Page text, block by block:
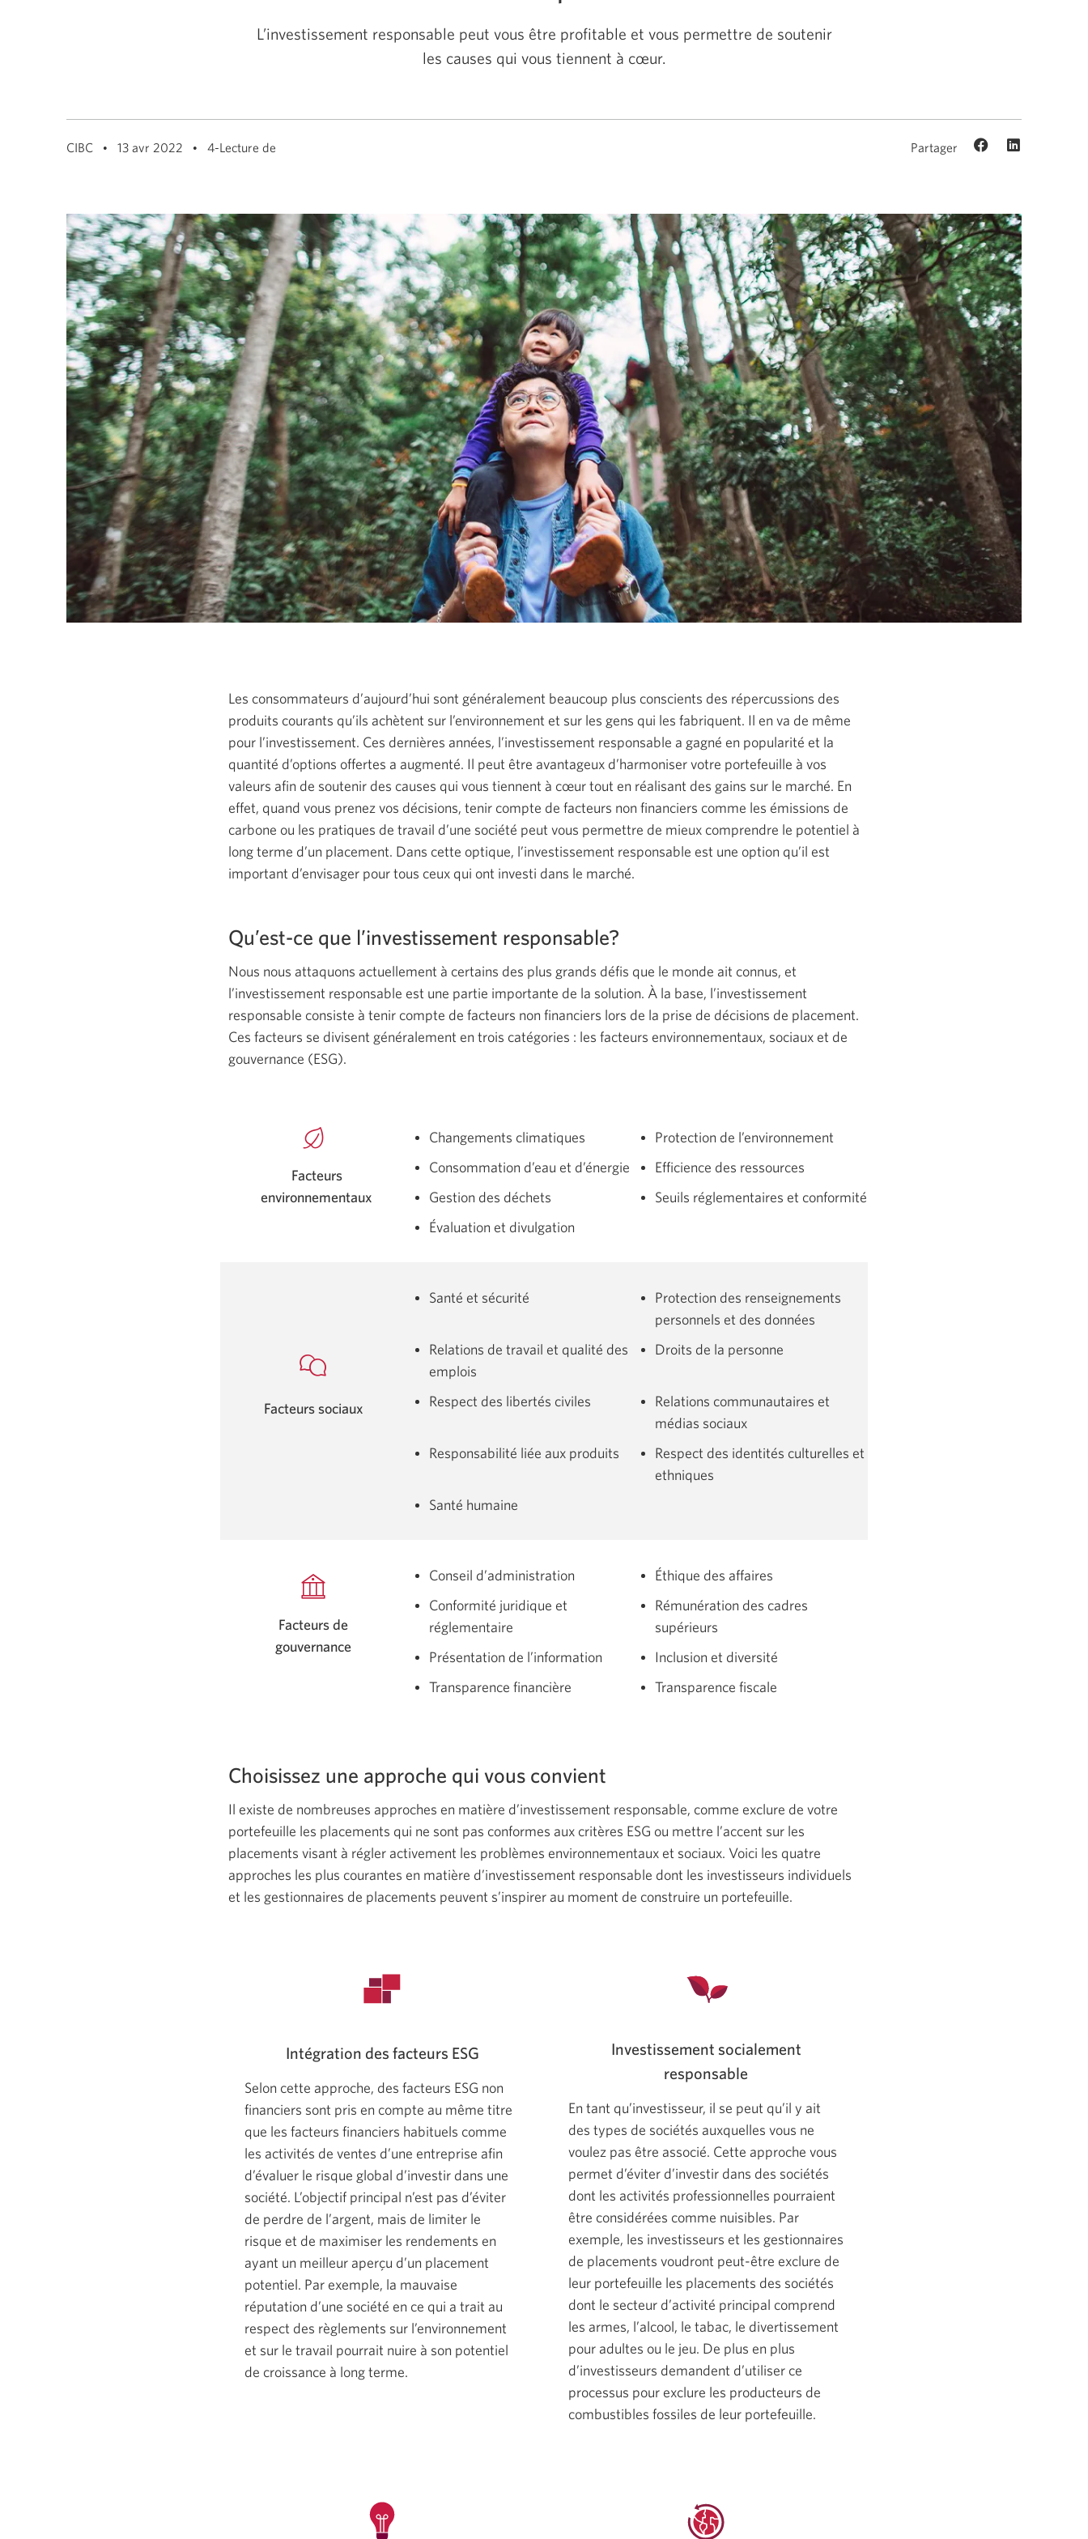
L’investissement responsable peut vous être profitable et vous permettre de soutenir
les causes qui vous tiennent à cœur.
CIBC 13 avr 2022 4-Lecture de Partager
Les consommateurs d’aujourd’hui sont généralement beaucoup plus conscients des répercussions des
produits courants qu’ils achètent sur l’environnement et sur les gens qui les fabriquent. Il en va de même
pour l’investissement. Ces dernières années, l’investissement responsable a gagné en popularité et la
quantité d’options offertes a augmenté. Il peut être avantageux d’harmoniser votre portefeuille à vos
valeurs afin de soutenir des causes qui vous tiennent à cœur tout en réalisant des gains sur le marché. En
effet, quand vous prenez vos décisions, tenir compte de facteurs non financiers comme les émissions de
carbone ou les pratiques de travail d’une société peut vous permettre de mieux comprendre le potentiel à
long terme d’un placement. Dans cette optique, l’investissement responsable est une option qu’il est
important d’envisager pour tous ceux qui ont investi dans le marché.
Qu’est-ce que l’investissement responsable?
Nous nous attaquons actuellement à certains des plus grands défis que le monde ait connus, et
l’investissement responsable est une partie importante de la solution. À la base, l’investissement
responsable consiste à tenir compte de facteurs non financiers lors de la prise de décisions de placement.
Ces facteurs se divisent généralement en trois catégories : les facteurs environnementaux, sociaux et de
gouvernance (ESG).
Facteurs
environnementaux
Changements climatiques
Protection de l’environnement
Consommation d’eau et d’énergie
Efficience des ressources
Gestion des déchets
Seuils réglementaires et conformité
Évaluation et divulgation
Facteurs sociaux
Santé et sécurité
Protection des renseignements
personnels et des données
Relations de travail et qualité des
emplois
Droits de la personne
Respect des libertés civiles
Relations communautaires et
médias sociaux
Responsabilité liée aux produits
Respect des identités culturelles et
ethniques
Santé humaine
Facteurs de
gouvernance
Conseil d’administration
Éthique des affaires
Conformité juridique et
réglementaire
Rémunération des cadres
supérieurs
Présentation de l’information
Inclusion et diversité
Transparence financière
Transparence fiscale
Choisissez une approche qui vous convient
Il existe de nombreuses approches en matière d’investissement responsable, comme exclure de votre
portefeuille les placements qui ne sont pas conformes aux critères ESG ou mettre l’accent sur les
placements visant à régler activement les problèmes environnementaux et sociaux. Voici les quatre
approches les plus courantes en matière d’investissement responsable dont les investisseurs individuels
et les gestionnaires de placements peuvent s’inspirer au moment de construire un portefeuille.
Intégration des facteurs ESG
Selon cette approche, des facteurs ESG non
financiers sont pris en compte au même titre
que les facteurs financiers habituels comme
les activités de ventes d’une entreprise afin
d’évaluer le risque global d’investir dans une
société. L’objectif principal n’est pas d’éviter
de perdre de l’argent, mais de limiter le
risque et de maximiser les rendements en
ayant un meilleur aperçu d’un placement
potentiel. Par exemple, la mauvaise
réputation d’une société en ce qui a trait au
respect des règlements sur l’environnement
et sur le travail pourrait nuire à son potentiel
de croissance à long terme.
Investissement socialement
responsable
En tant qu’investisseur, il se peut qu’il y ait
des types de sociétés auxquelles vous ne
voulez pas être associé. Cette approche vous
permet d’éviter d’investir dans des sociétés
dont les activités professionnelles pourraient
être considérées comme nuisibles. Par
exemple, les investisseurs et les gestionnaires
de placements voudront peut-être exclure de
leur portefeuille les placements des sociétés
dont le secteur d’activité principal comprend
les armes, l’alcool, le tabac, le divertissement
pour adultes ou le jeu. De plus en plus
d’investisseurs demandent d’utiliser ce
processus pour exclure les producteurs de
combustibles fossiles de leur portefeuille.